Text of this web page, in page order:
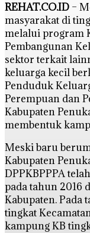
REHAT.CO.ID –
masyarakat di
melalui program
Pembangunan
sektor terkait
keluarga kecil
Penduduk
Perempuan dan
Kabupaten
membentuk
Meski baru
Kabupaten
DPPKBPPPA
pada tahun 2016
Kabupaten. Pada
tingkat
kampung KB